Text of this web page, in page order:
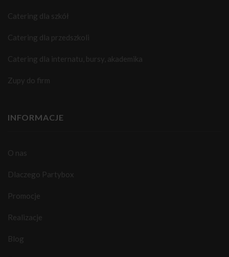
Catering dla szkół
Catering dla przedszkoli
Catering dla internatu, bursy, akademika
Zupy do firm
INFORMACJE
O nas
Dlaczego Partybox
Promocje
Realizacje
Blog